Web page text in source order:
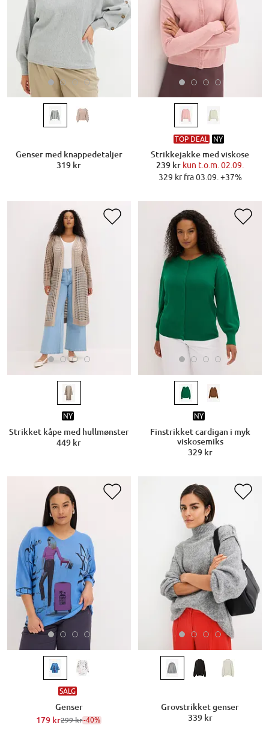
Genser med knappedetaljer
319 kr
TOP DEAL NY
Strikkejakke med viskose
239 kr kun t.o.m. 02.09.
329 kr fra 03.09. +37%
NY
Strikket kåpe med hullmønster
449 kr
NY
Finstrikket cardigan i myk
viskosemiks
329 kr
SALG
Genser
179 kr299 kr-40%
Grovstrikket genser
339 kr